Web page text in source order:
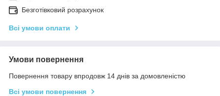
Безготівковий розрахунок
Всі умови оплати
Умови повернення
Повернення товару впродовж 14 днів за домовленістю
Всі умови повернення